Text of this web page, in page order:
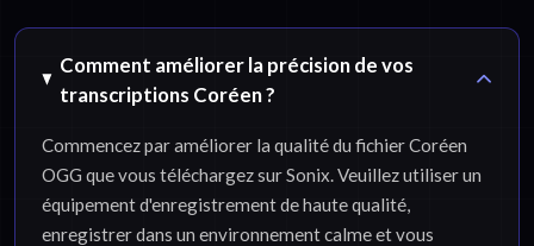
Comment améliorer la précision de vos
transcriptions Coréen ?
Commencez par améliorer la qualité du fichier Coréen
OGG que vous téléchargez sur Sonix. Veuillez utiliser un
équipement d'enregistrement de haute qualité,
enregistrer dans un environnement calme et vous